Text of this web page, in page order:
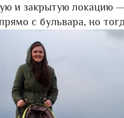
и закрытую локацию
с бульвара, но